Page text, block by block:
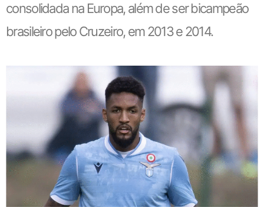
consolidada na Europa, além de ser bicampeão
brasileiro pelo Cruzeiro, em 2013 e 2014.